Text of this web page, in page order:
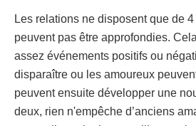
Les relations ne disposent que de
peuvent pas être approfondies.
assez événements positifs ou
disparaître ou les amoureux
peuvent ensuite développer une
deux, rien n'empêche d’anciens